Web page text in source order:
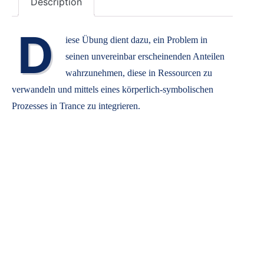
D
iese Übung dient dazu, ein Problem in
seinen unvereinbar erscheinenden Anteilen
wahrzunehmen, diese in Ressourcen zu
verwandeln und mittels eines körperlich-symbolischen
Prozesses in Trance zu integrieren.